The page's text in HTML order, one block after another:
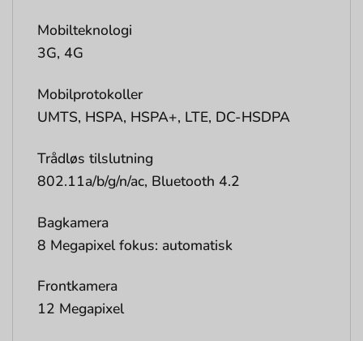
Mobilteknologi
3G, 4G
Mobilprotokoller
UMTS, HSPA, HSPA+, LTE, DC-HSDPA
Trådløs tilslutning
802.11a/b/g/n/ac, Bluetooth 4.2
Bagkamera
8 Megapixel fokus: automatisk
Frontkamera
12 Megapixel